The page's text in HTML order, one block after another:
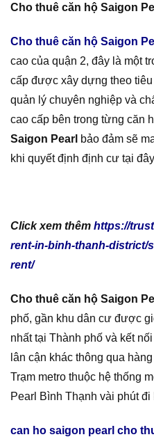
Cho thuê căn hộ Saigon
Cho thuê căn hộ Saigon
cao của quận 2, đây là một
cấp được xây dựng theo
quản lý chuyên nghiệp và
cao cấp bên trong từng căn
Saigon Pearl bảo đảm sẽ
khi quyết định định cư tại
Click xem thêm https://
rent-in-binh-thanh-district/
rent/
Cho thuê căn hộ Saigon
phố, gần khu dân cư được
nhất tại Thành phố và kết
lân cận khác thông qua
Trạm metro thuộc hệ thống
Pearl Bình Thạnh vài phút đi
can ho saigon pearl cho